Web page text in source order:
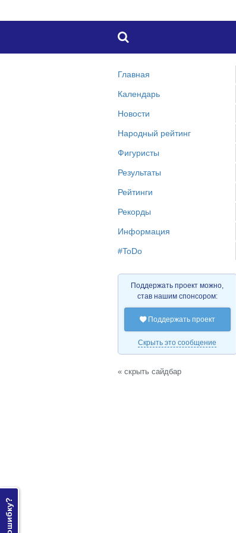

Главная
Календарь
Новости
Народный рейтинг
Фигуристы
Результаты
Рейтинги
Рекорды
Информация
#ToDo
Поддержать проект можно,
став нашим спонсором:
Поддержать проект
Скрыть это сообщение
« скрыть сайдбар